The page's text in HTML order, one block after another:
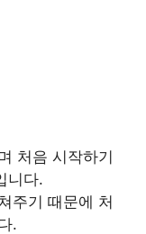
처음 시작하기
니다.
주기 때문에 처
.